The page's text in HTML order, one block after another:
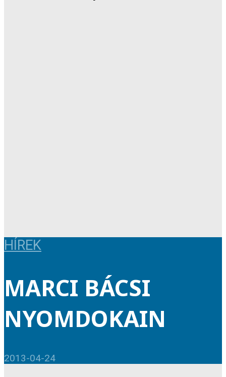
HÍREK
MARCI BÁCSI
NYOMDOKAIN
2013-04-24